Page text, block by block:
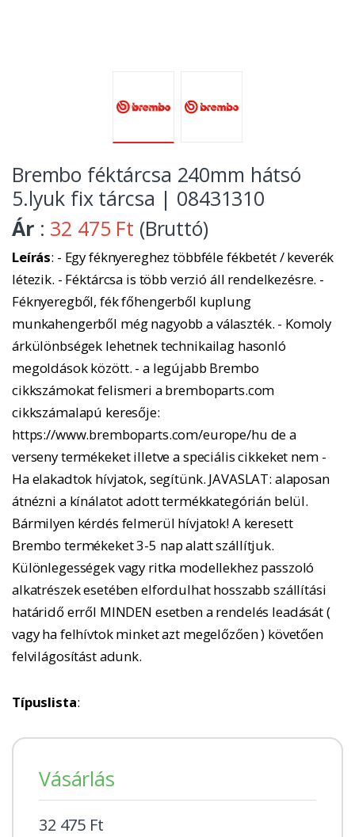
Brembo féktárcsa 240mm hátsó
5.lyuk fix tárcsa | 08431310
Ár : 32 475 Ft (Bruttó)
Leírás: - Egy féknyereghez többféle fékbetét / keverék
létezik. - Féktárcsa is több verzió áll rendelkezésre. -
Féknyeregből, fék főhengerből kuplung
munkahengerből még nagyobb a választék. - Komoly
árkülönbségek lehetnek technikailag hasonló
megoldások között. - a legújabb Brembo
cikkszámokat felismeri a bremboparts.com
cikkszámalapú keresője:
https://www.bremboparts.com/europe/hu de a
verseny termékeket illetve a speciális cikkeket nem -
Ha elakadtok hívjatok, segítünk. JAVASLAT: alaposan
átnézni a kínálatot adott termékkategórián belül.
Bármilyen kérdés felmerül hívjatok! A keresett
Brembo termékeket 3-5 nap alatt szállítjuk.
Különlegességek vagy ritka modellekhez passzoló
alkatrészek esetében elfordulhat hosszabb szállítási
határidő erről MINDEN esetben a rendelés leadását (
vagy ha felhívtok minket azt megelőzően ) követően
felvilágosítást adunk.
Típuslista:
Vásárlás
32 475 Ft